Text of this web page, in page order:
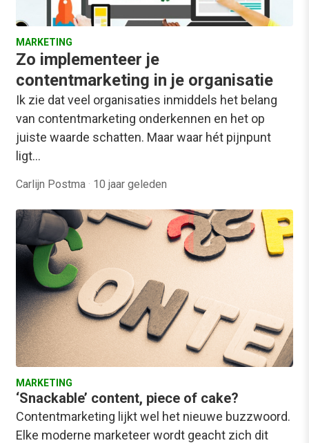
MARKETING
Zo implementeer je
contentmarketing in je organisatie
Ik zie dat veel organisaties inmiddels het belang
van contentmarketing onderkennen en het op
juiste waarde schatten. Maar waar hét pijnpunt
ligt…
Carlijn Postma · 10 jaar geleden
MARKETING
‘Snackable’ content, piece of cake?
Contentmarketing lijkt wel het nieuwe buzzwoord.
Elke moderne marketeer wordt geacht zich dit